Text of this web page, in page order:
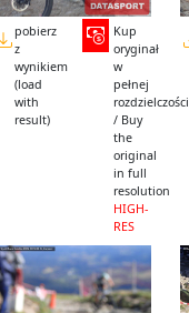
pobierz
z
wynikiem
(load
with
result)
Kup
oryginał
w
pełnej
rozdzielczości
/ Buy
the
original
in full
resolution
HIGH-
RES